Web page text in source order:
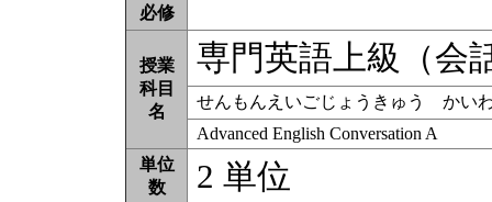
必修
授業
科目
名
専門英語上級（会
せんもんえいごじょうきゅう かい
Advanced English Conversation A
単位
数
2 単位